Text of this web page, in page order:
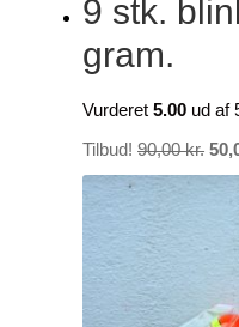
9 stk.
gram.
Vurderet5.00 ud af
Tilbud! 90,00kr.